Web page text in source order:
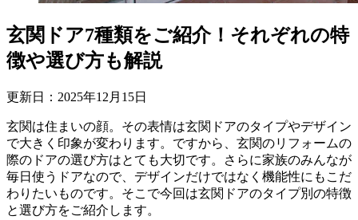
玄関ドア7種類をご紹介！それぞれの特
徴や選び方も解説
更新日： 2025年12 月 15日
玄関は住まいの顔。その表情は玄関ドアのタイプやデザイン
で大きく印象が変わります。ですから、玄関のリフォームの
際のドアの選び方はとても大切です。さらに家族のみんなが
毎日使うドアなので、デザインだけではなく機能性にもこだ
わりたいものです。そこで今回は玄関ドアのタイプ別の特徴
と選び方をご紹介します。